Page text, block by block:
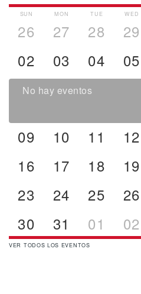
SUN
26
MON
27
TUE
28
WED
29
02
03 04 05
No hay eventos
09 10 11 12
16
17 18 19
23
24 25 26
30
31 01 02
VER TODOS LOS EVENTOS